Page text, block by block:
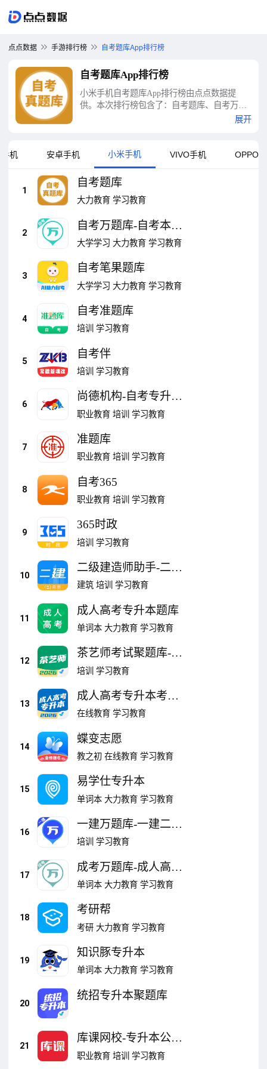
点点数据 手游排行榜 自考题库App排行榜
自考题库App排行榜
小米手机自考题库App排行榜由点点数据提
供。本次排行榜包含了：自考题库、自考万题
库-自考本科专科专升本、自考笔果题库、自考
助手-二建题库等十大自考题库App排行榜
展开
机 安卓手机 小米手机 VIVO手机 OPPO
1
自考题库
大力教育 学习教育
2
自考万题库-自考本科
专科专升本
大学学习 大力教育 学习教育
3
自考笔果题库
大学学习 大力教育 学习教育
4
自考准题库
培训 学习教育
5
自考伴
培训 学习教育
6
尚德机构-自考专升本
科资格证
职业教育 培训 学习教育
7
准题库
职业教育 培训 学习教育
8
自考365
职业教育 培训 学习教育
9
365时政
培训 学习教育
10
二级建造师助手-二建
题库
建筑 培训 学习教育
11
成人高考专升本题库
单词本 大力教育 学习教育
12
茶艺师考试聚题库-茶
艺师考证
培训 学习教育
13
成人高考专升本考试
聚题库-学历
在线教育 学习教育
14
蝶变志愿
教之初 在线教育 学习教育
15
易学仕专升本
单词本 大力教育 学习教育
16
一建万题库-一建二建
建造师考证
培训 学习教育
17
成考万题库-成人高考
学历提升
单词本 大力教育 学习教育
18
考研帮
考研 大力教育 学习教育
19
知识豚专升本
单词本 大力教育 学习教育
20
统招专升本聚题库
21
库课网校-专升本公考
学习备考
职业教育 培训 学习教育